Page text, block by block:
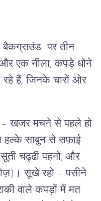
बैकग्राउंड पर तीन
एक नीला, कपड़े धोने
हैं, जिनके चारों ओर
– खजर मचने से पहले हो
हल्के साबुन से सफ़ाई
चढ्ढी पहनो, और
सूखे रहो – पसीने
वाले कपड़ों में मत